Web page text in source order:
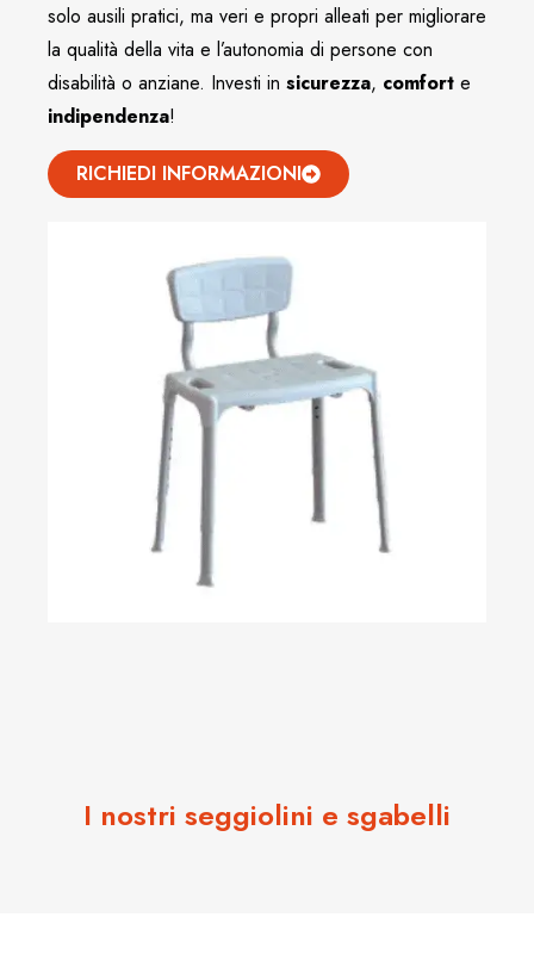
solo ausili pratici, ma veri e propri alleati per migliorare
la qualità della vita e l’autonomia di persone con
disabilità o anziane. Investi in sicurezza, comfort e
indipendenza!
RICHIEDI INFORMAZIONI
I nostri seggiolini e sgabelli